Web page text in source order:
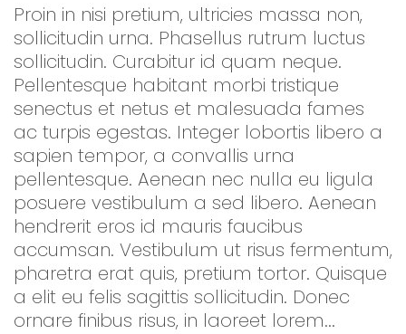
Proin in nisi pretium, ultricies massa non,
sollicitudin urna. Phasellus rutrum luctus
sollicitudin. Curabitur id quam neque.
Pellentesque habitant morbi tristique
senectus et netus et malesuada fames
ac turpis egestas. Integer lobortis libero a
sapien tempor, a convallis urna
pellentesque. Aenean nec nulla eu ligula
posuere vestibulum a sed libero. Aenean
hendrerit eros id mauris faucibus
accumsan. Vestibulum ut risus fermentum,
pharetra erat quis, pretium tortor. Quisque
a elit eu felis sagittis sollicitudin. Donec
ornare finibus risus, in laoreet lorem...